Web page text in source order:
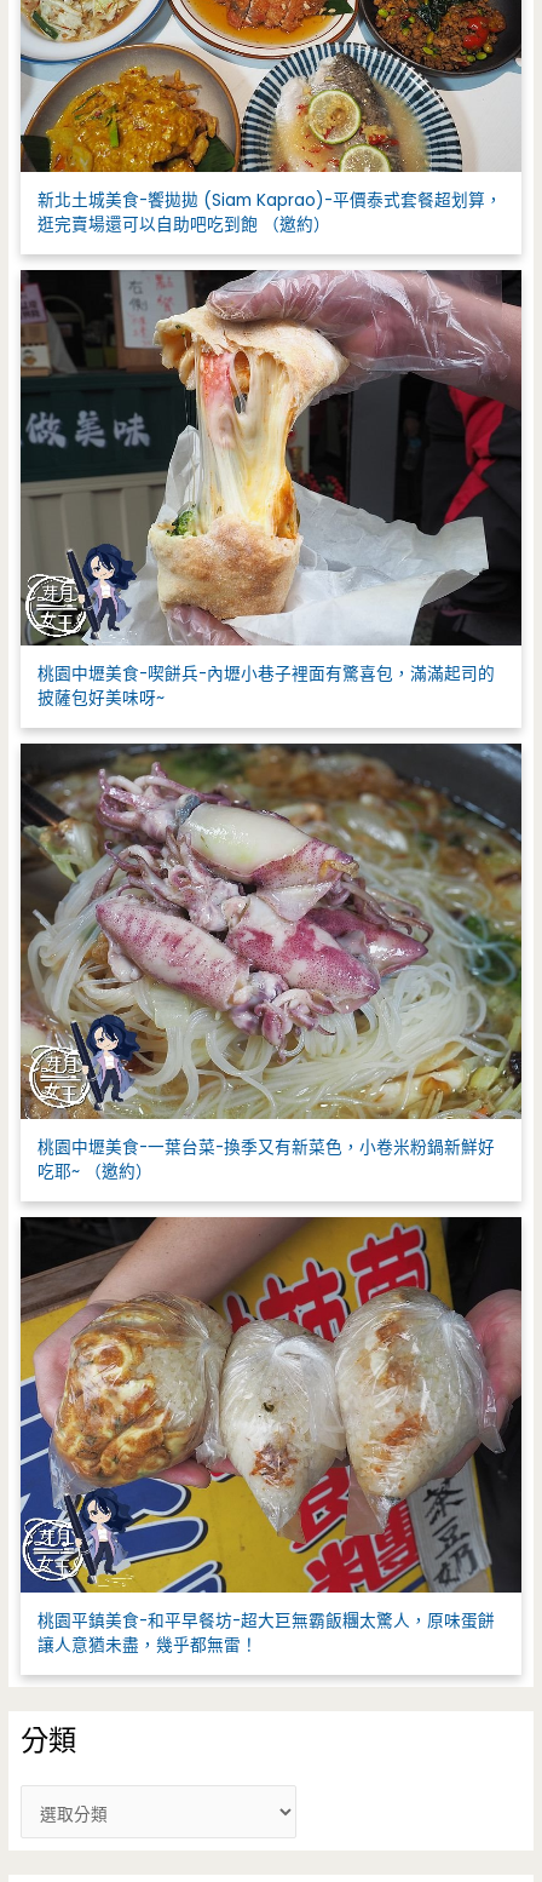
新北土城美食-饗拋拋 (Siam Kaprao)-平價泰式套餐超划算，
逛完賣場還可以自助吧吃到飽 （邀約）
桃園中壢美食-喫餅兵-內壢小巷子裡面有驚喜包，滿滿起司的
披薩包好美味呀~
桃園中壢美食-一葉台菜-換季又有新菜色，小卷米粉鍋新鮮好
吃耶~ （邀約）
桃園平鎮美食-和平早餐坊-超大巨無霸飯糰太驚人，原味蛋餅
讓人意猶未盡，幾乎都無雷！
分類
類